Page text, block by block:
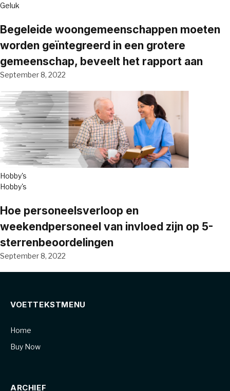
Geluk
Begeleide woongemeenschappen moeten
worden geïntegreerd in een grotere
gemeenschap, beveelt het rapport aan
September 8, 2022
Hobby's
Hobby's
Hoe personeelsverloop en
weekendpersoneel van invloed zijn op 5-
sterrenbeoordelingen
September 8, 2022
VOETTEKSTMENU
Home
Buy Now
ARCHIEF